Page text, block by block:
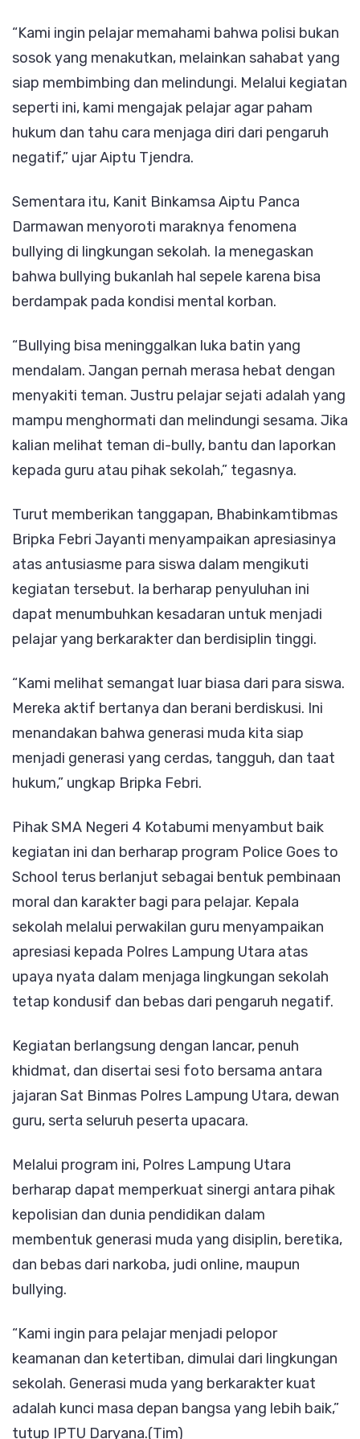
“Kami ingin pelajar memahami bahwa polisi bukan
sosok yang menakutkan, melainkan sahabat yang
siap membimbing dan melindungi. Melalui kegiatan
seperti ini, kami mengajak pelajar agar paham
hukum dan tahu cara menjaga diri dari pengaruh
negatif,” ujar Aiptu Tjendra.
Sementara itu, Kanit Binkamsa Aiptu Panca
Darmawan menyoroti maraknya fenomena
bullying di lingkungan sekolah. Ia menegaskan
bahwa bullying bukanlah hal sepele karena bisa
berdampak pada kondisi mental korban.
“Bullying bisa meninggalkan luka batin yang
mendalam. Jangan pernah merasa hebat dengan
menyakiti teman. Justru pelajar sejati adalah yang
mampu menghormati dan melindungi sesama. Jika
kalian melihat teman di-bully, bantu dan laporkan
kepada guru atau pihak sekolah,” tegasnya.
Turut memberikan tanggapan, Bhabinkamtibmas
Bripka Febri Jayanti menyampaikan apresiasinya
atas antusiasme para siswa dalam mengikuti
kegiatan tersebut. Ia berharap penyuluhan ini
dapat menumbuhkan kesadaran untuk menjadi
pelajar yang berkarakter dan berdisiplin tinggi.
“Kami melihat semangat luar biasa dari para siswa.
Mereka aktif bertanya dan berani berdiskusi. Ini
menandakan bahwa generasi muda kita siap
menjadi generasi yang cerdas, tangguh, dan taat
hukum,” ungkap Bripka Febri.
Pihak SMA Negeri 4 Kotabumi menyambut baik
kegiatan ini dan berharap program Police Goes to
School terus berlanjut sebagai bentuk pembinaan
moral dan karakter bagi para pelajar. Kepala
sekolah melalui perwakilan guru menyampaikan
apresiasi kepada Polres Lampung Utara atas
upaya nyata dalam menjaga lingkungan sekolah
tetap kondusif dan bebas dari pengaruh negatif.
Kegiatan berlangsung dengan lancar, penuh
khidmat, dan disertai sesi foto bersama antara
jajaran Sat Binmas Polres Lampung Utara, dewan
guru, serta seluruh peserta upacara.
Melalui program ini, Polres Lampung Utara
berharap dapat memperkuat sinergi antara pihak
kepolisian dan dunia pendidikan dalam
membentuk generasi muda yang disiplin, beretika,
dan bebas dari narkoba, judi online, maupun
bullying.
“Kami ingin para pelajar menjadi pelopor
keamanan dan ketertiban, dimulai dari lingkungan
sekolah. Generasi muda yang berkarakter kuat
adalah kunci masa depan bangsa yang lebih baik,”
tutup IPTU Daryana.(Tim)